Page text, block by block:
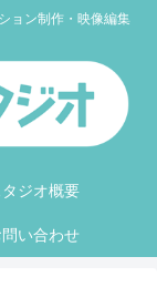
ョン制作・映像編集
タジオ概要
問い合わせ